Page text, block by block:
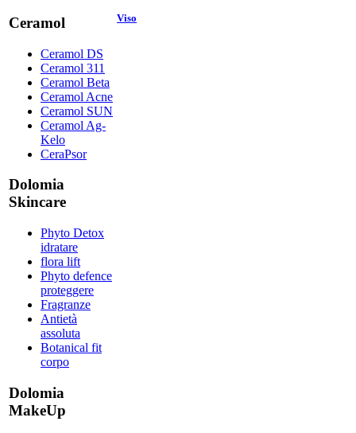
Ceramol
Ceramol DS
Ceramol 311
Ceramol Beta
Ceramol Acne
Ceramol SUN
Ceramol Ag-
Kelo
CeraPsor
Dolomia
Skincare
Phyto Detox
idratare
flora lift
Phyto defence
proteggere
Fragranze
Antietà
assoluta
Botanical fit
corpo
Dolomia
MakeUp
Viso